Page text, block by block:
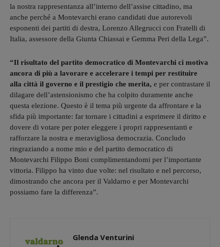
la nostra rappresentanza all’interno dell’assise cittadino, ma
anche perché a Montevarchi erano candidati due autorevoli
esponenti dei partiti di destra, Lorenzo Allegrucci con Fratelli di
Italia, assessore della Giunta Chiassai e Gemma Peri della Lega”.
“Il risultato del partito democratico di Montevarchi ci motiva
ancora di più a lavorare e accelerare i tempi per restituire
alla città il governo e il prestigio che merita, e per contrastare il
dilagare dell’astensionismo che ha colpito duramente anche
questa elezione. Questo è il tema più urgente da affrontare e la
sfida più importante: far tornare i cittadini a esprimere il diritto e
dovere di votare per poter eleggere i propri rappresentanti e
rafforzare la nostra e meravigliosa democrazia. Concludo
ringraziando a nome mio e del partito democratico di
Montevarchi Filippo Boni complimentandomi per l’importante
vittoria. Filippo ha vinto due volte: nel risultato e nel percorso,
dimostrando che ancora per il Valdarno e per Montevarchi
possiamo fare la differenza”.
Glenda Venturini